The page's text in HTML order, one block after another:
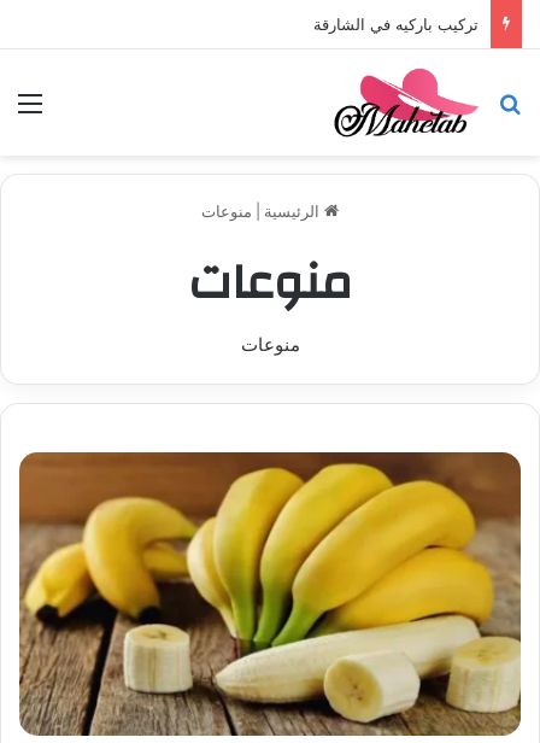
تركيب باركيه في أبوظبي
بحث عن
الرئيسية منوعات
منوعات
منوعات